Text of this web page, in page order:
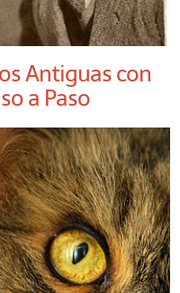
Antiguas con
a Paso